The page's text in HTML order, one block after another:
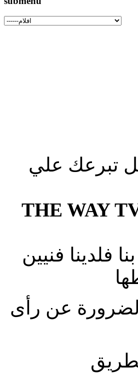
تبرعك علي
THE WAY
فلدينا فنيين
عن رأى